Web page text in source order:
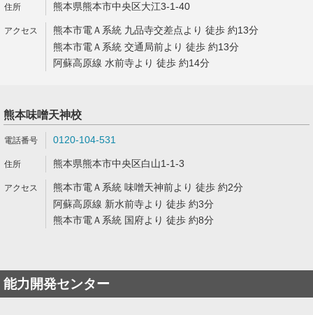
熊本県熊本市中央区大江3-1-40
熊本市電Ａ系統 九品寺交差点より 徒歩 約13分
熊本市電Ａ系統 交通局前より 徒歩 約13分
阿蘇高原線 水前寺より 徒歩 約14分
熊本味噌天神校
0120-104-531
熊本県熊本市中央区白山1-1-3
熊本市電Ａ系統 味噌天神前より 徒歩 約2分
阿蘇高原線 新水前寺より 徒歩 約3分
熊本市電Ａ系統 国府より 徒歩 約8分
能力開発センター